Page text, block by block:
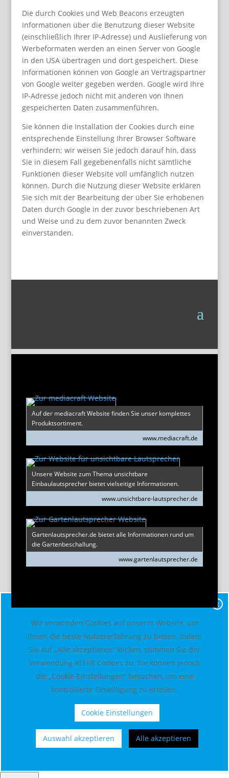
Die durch Cookies und Web Beacons erzeugten
Informationen über die Benutzung dieser Website
(einschließlich Ihrer IP-Adresse) und Auslieferung von
Werbeformaten werden an einen Server von Google
in den USA übertragen und dort gespeichert. Diese
Informationen können von Google an Vertragspartner
von Google weiter gegeben werden. Google wird Ihre
IP-Adresse jedoch nicht mit anderen von Ihnen
gespeicherten Daten zusammenführen.
Sie können die Installation der Cookies durch eine
entsprechende Einstellung Ihrer Browser Software
verhindern; wir weisen Sie jedoch darauf hin, dass
Sie in diesem Fall gegebenenfalls nicht sämtliche
Funktionen dieser Website voll umfänglich nutzen
können. Durch die Nutzung dieser Website erklären
Sie sich mit der Bearbeitung der über Sie erhobenen
Daten durch Google in der zuvor beschriebenen Art
und Weise und zu dem zuvor benannten Zweck
einverstanden.
Auf der mediacraft Website finden Sie unser komplettes
Produktsortiment.
www.mediacraft.de
Unsere Website zum Thema unsichtbare
Einbaulautsprecher bietet vielseitige Informationen.
www.unsichtbare-lautsprecher.de
Gartenlautsprecher.de bietet alle Informationen rund um
die Gartenbeschallung.
www.gartenlautsprecher.de
X
Wir verwenden Cookies auf unserer Website, um
Ihnen die beste Nutzererfahrung zu bieten. Indem
Sie auf „Alle akzeptieren“ klicken, stimmen Sie der
Verwendung ALLER Cookies zu. Sie können jedoch
die „Cookie-Einstellungen“ besuchen, um eine
kontrollierte Einwilligung zu erteilen.
Cookie Einstellungen
Auswahl akzeptieren Alle akzeptieren